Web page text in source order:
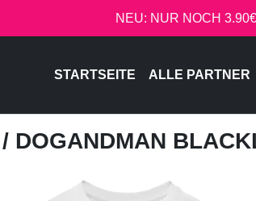
NEU: NUR NOCH
STARTSEITE ALLE PARTNER
/ DOGANDMAN